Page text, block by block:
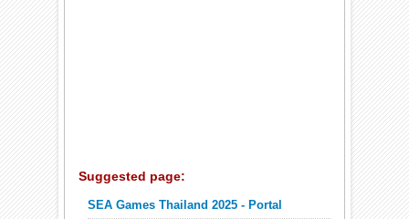
Suggested page:
SEA Games Thailand 2025 - Portal